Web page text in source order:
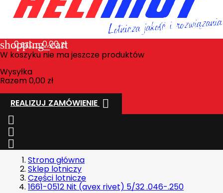
shopping_cart
0szt. - 0,00 zł
W koszyku nie ma jeszcze produktów
Wysyłka
Razem0,00 zł
REALIZUJ ZAMÓWIENIE 



Strona główna
Sklep lotniczy
Części lotnicze
1661-0512 Nit (avex rivet) 5/32 .046-.250